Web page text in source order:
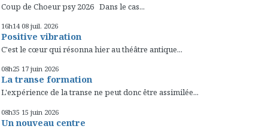
Coup de Choeur psy 2026 Dans le cas...
16h14 08 juil. 2026
Positive vibration
C'est le cœur qui résonna hier au théâtre antique...
08h25 17 juin 2026
La transe formation
L'expérience de la transe ne peut donc être assimilée...
08h35 15 juin 2026
Un nouveau centre